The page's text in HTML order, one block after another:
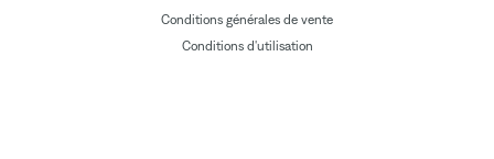
Conditions générales de vente
Conditions d'utilisation